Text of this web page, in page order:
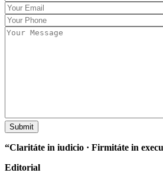
“Claritáte in iudicio · Firmitáte in
Editorial